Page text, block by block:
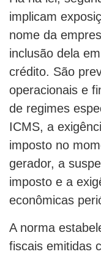
implicam
nome da
inclusão dela
crédito. São
operacionais e
de regimes
ICMS, a
imposto no
gerador, a
imposto e a
econômicas
A norma
fiscais emitidas